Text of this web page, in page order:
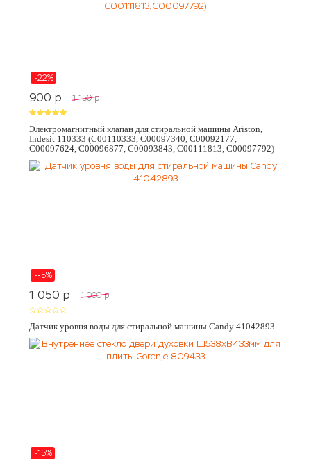
-22%
900 p 1 150 p
Электромагнитный клапан для стиральной машины Ariston,
Indesit 110333 (C00110333, C00097340, C00092177,
C00097624, C00096877, C00093843, C00111813, C00097792)
--5%
1 050 p 1 000 p
Датчик уровня воды для стиральной машины Candy 41042893
-15%